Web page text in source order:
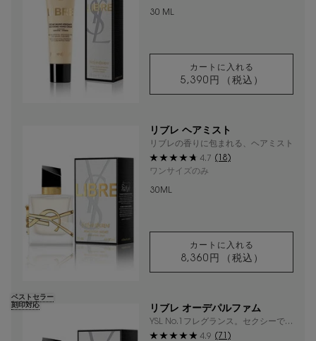
30 ML
カートに入れる
5,390円
（税込）
リブレ ハンドクリ
リブレ ヘアミスト
リブレの香りに包まれる、ヘアミスト
4.7 (18)
ワンサイズのみ
30ML
カートに入れる
8,360円
（税込）
リブレ ヘアミスト
リブレ オーデパルファム
YSL No.1フレグランス。セクシーでク
ールなフローラルラベンダー。
ベストセラー
刻印対応
4.9 (71)